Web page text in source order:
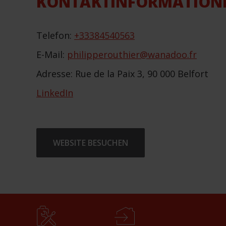
Telefon: +33384540563
E-Mail: philipperouthier@wanadoo.fr
Adresse: Rue de la Paix 3, 90 000 Belfort
LinkedIn
WEBSITE BESUCHEN